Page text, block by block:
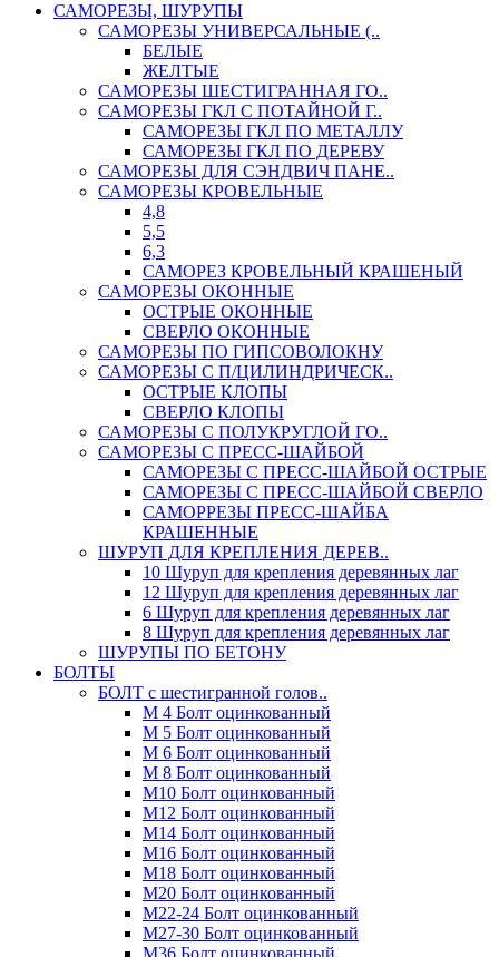
САМОРЕЗЫ, ШУРУПЫ
САМОРЕЗЫ УНИВЕРСАЛЬНЫЕ (..
БЕЛЫЕ
ЖЕЛТЫЕ
САМОРЕЗЫ ШЕСТИГРАННАЯ ГО..
САМОРЕЗЫ ГКЛ С ПОТАЙНОЙ Г..
САМОРЕЗЫ ГКЛ ПО МЕТАЛЛУ
САМОРЕЗЫ ГКЛ ПО ДЕРЕВУ
САМОРЕЗЫ ДЛЯ СЭНДВИЧ ПАНЕ..
САМОРЕЗЫ КРОВЕЛЬНЫЕ
4,8
5,5
6,3
САМОРЕЗ КРОВЕЛЬНЫЙ КРАШЕНЫЙ
САМОРЕЗЫ ОКОННЫЕ
ОСТРЫЕ ОКОННЫЕ
СВЕРЛО ОКОННЫЕ
САМОРЕЗЫ ПО ГИПСОВОЛОКНУ
САМОРЕЗЫ С П/ЦИЛИНДРИЧЕСК..
ОСТРЫЕ КЛОПЫ
СВЕРЛО КЛОПЫ
САМОРЕЗЫ С ПОЛУКРУГЛОЙ ГО..
САМОРЕЗЫ С ПРЕСС-ШАЙБОЙ
САМОРЕЗЫ С ПРЕСС-ШАЙБОЙ ОСТРЫЕ
САМОРЕЗЫ С ПРЕСС-ШАЙБОЙ СВЕРЛО
САМОРРЕЗЫ ПРЕСС-ШАЙБА
КРАШЕННЫЕ
ШУРУП ДЛЯ КРЕПЛЕНИЯ ДЕРЕВ..
10 Шуруп для крепления деревянных лаг
12 Шуруп для крепления деревянных лаг
6 Шуруп для крепления деревянных лаг
8 Шуруп для крепления деревянных лаг
ШУРУПЫ ПО БЕТОНУ
БОЛТЫ
БОЛТ с шестигранной голов..
М 4 Болт оцинкованный
М 5 Болт оцинкованный
М 6 Болт оцинкованный
М 8 Болт оцинкованный
М10 Болт оцинкованный
М12 Болт оцинкованный
М14 Болт оцинкованный
М16 Болт оцинкованный
М18 Болт оцинкованный
М20 Болт оцинкованный
М22-24 Болт оцинкованный
М27-30 Болт оцинкованный
М36 Болт оцинкованный